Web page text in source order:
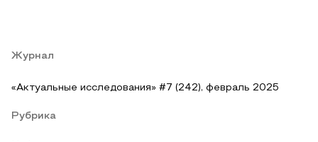
Журнал
«Актуальные исследования» #7 (242), февраль 2025
Рубрика